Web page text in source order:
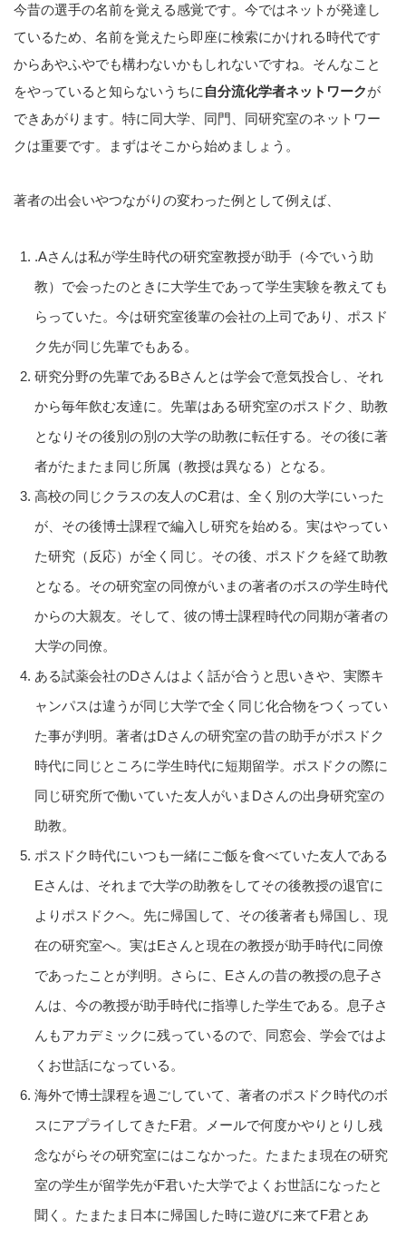
今昔の選手の名前を覚える感覚です。今ではネットが発達し
ているため、名前を覚えたら即座に検索にかけれる時代です
からあやふやでも構わないかもしれないですね。そんなこと
をやっていると知らないうちに 自分流化学者ネットワークが
できあがります。特に同大学、同門、同研究室のネットワー
クは重要です。まずはそこから始めましょう。
著者の出会いやつながりの変わった例として例えば、
.Aさんは私が学生時代の研究室教授が助手（今でいう助
教）で会ったのときに大学生であって学生実験を教えても
らっていた。今は研究室後輩の会社の上司であり、ポスド
ク先が同じ先輩でもある。
研究分野の先輩であるBさんとは学会で意気投合し、それ
から毎年飲む友達に。先輩はある研究室のポスドク、助教
となりその後別の別の大学の助教に転任する。その後に著
者がたまたま同じ所属（教授は異なる）となる。
高校の同じクラスの友人のC君は、全く別の大学にいった
が、その後博士課程で編入し研究を始める。実はやってい
た研究（反応）が全く同じ。その後、ポスドクを経て助教
となる。その研究室の同僚がいまの著者のボスの学生時代
からの大親友。そして、彼の博士課程時代の同期が著者の
大学の同僚。
ある試薬会社のDさんはよく話が合うと思いきや、実際キ
ャンパスは違うが同じ大学で全く同じ化合物をつくってい
た事が判明。著者はDさんの研究室の昔の助手がポスドク
時代に同じところに学生時代に短期留学。ポスドクの際に
同じ研究所で働いていた友人がいまDさんの出身研究室の
助教。
ポスドク時代にいつも一緒にご飯を食べていた友人である
Eさんは、それまで大学の助教をしてその後教授の退官に
よりポスドクへ。先に帰国して、その後著者も帰国し、現
在の研究室へ。実はEさんと現在の教授が助手時代に同僚
であったことが判明。さらに、Eさんの昔の教授の息子さ
んは、今の教授が助手時代に指導した学生である。息子さ
んもアカデミックに残っているので、同窓会、学会ではよ
くお世話になっている。
海外で博士課程を過ごしていて、著者のポスドク時代のボ
スにアプライしてきたF君。メールで何度かやりとりし残
念ながらその研究室にはこなかった。たまたま現在の研究
室の学生が留学先がF君いた大学でよくお世話になったと
聞く。たまたま日本に帰国した時に遊びに来てF君とあ